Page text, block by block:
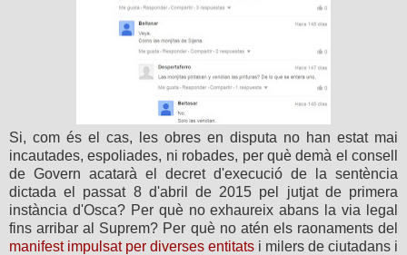
Si, com és el cas, les obres en disputa no han estat mai
incautades, espoliades, ni robades, per què demà el consell
de Govern acatarà el decret d'execució de la sentència
dictada el passat 8 d'abril de 2015 pel jutjat de primera
instància d'Osca? Per què no exhaureix abans la via legal
fins arribar al Suprem? Per què no atén els raonaments del
manifest impulsat per diverses entitats i milers de ciutadans i